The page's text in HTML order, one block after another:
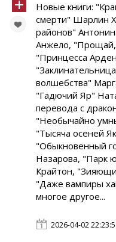
Новые книги:
смерти" Шарлин
районов"
Анжело, "Прощай,
"Принцесса
волшебства"
"Гадючий Яр"
перевода с
"Необычайно
"Тысяча осеней
"Обыкновенный
Назарова, "Парк
Крайтон,
"Даже вампиры
многое другое...
2026-04-02